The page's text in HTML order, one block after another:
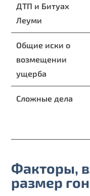
ДТП и Битуах
Леуми
Общие иски о
возмещении
ущерба
Сложные дела
Факторы,
размер